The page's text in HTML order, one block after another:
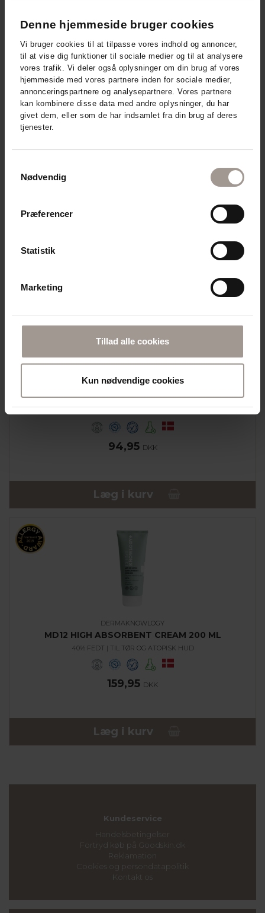
Denne hjemmeside bruger cookies
Vi bruger cookies til at tilpasse vores indhold og annoncer,
til at vise dig funktioner til sociale medier og til at analysere
vores trafik. Vi deler også oplysninger om din brug af vores
hjemmeside med vores partnere inden for sociale medier,
annonceringspartnere og analysepartnere. Vores partnere
kan kombinere disse data med andre oplysninger, du har
givet dem, eller som de har indsamlet fra din brug af deres
tjenester.
Nødvendig
Præferencer
Statistik
Marketing
Tillad alle cookies
Kun nødvendige cookies
DermaKnowlogy - relaterede
DERMAKNOWLOGY
MD01 LIPID BALM 75 ML
94,95 DKK
Læg i kurv
DERMAKNOWLOGY
MD12 HIGH ABSORBENT CREAM 200 ML
40% FEDT | TIL TØR OG ATOPISK HUD
159,95 DKK
Læg i kurv
Kundeservice
Handelsbetingelser
Fortryd køb på Goodskin.dk
Reklamation
Cookies og persondatapolitik
Kontakt os